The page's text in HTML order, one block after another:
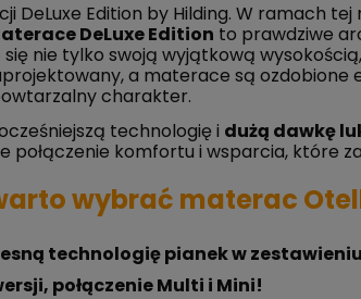
Edition by Hilding. W ramach
DeLuxe Edition to prawdziwe
nie tylko swoją wyjątkową
a materace są
charakter.
technologię i dużą dawkę
komfortu i wsparcia, które
wybrać materac
technologię pianek w
połączenie Multi i Mini!